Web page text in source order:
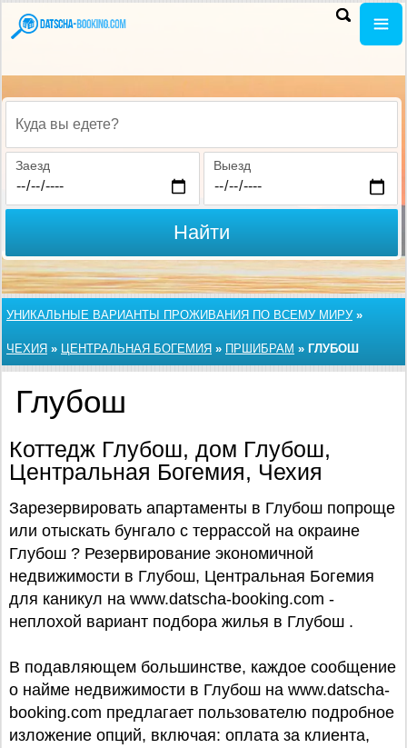
Куда вы едете?
Заезд Выезд
Найти
УНИКАЛЬНЫЕ ВАРИАНТЫ ПРОЖИВАНИЯ ПО ВСЕМУ МИРУ»
ЧЕХИЯ » ЦЕНТРАЛЬНАЯ БОГЕМИЯ » ПРШИБРАМ » ГЛУБОШ
Глубош
Коттедж Глубош, дом Глубош,
Центральная Богемия, Чехия
Зарезервировать апартаменты в Глубош попроще
или отыскать бунгало с террассой на окраине
Глубош ? Резервирование экономичной
недвижимости в Глубош, Центральная Богемия
для каникул на www.datscha-booking.com -
неплохой вариант подбора жилья в Глубош .
В подавляющем большинстве, каждое сообщение
о найме недвижимости в Глубош на www.datscha-
booking.com предлагает пользователю подробное
изложение опций, включая: оплата за клиента,